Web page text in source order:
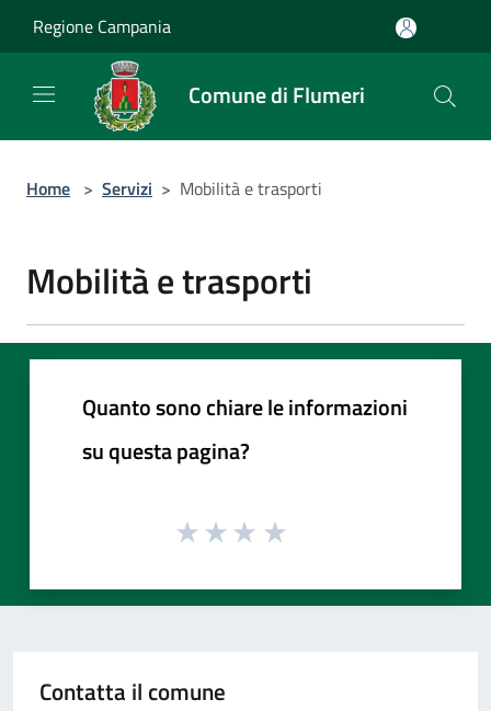
Regione Campania
Comune di Flumeri
Home > Servizi > Mobilità e trasporti
Mobilità e trasporti
Quanto sono chiare le informazioni
su questa pagina?
Contatta il comune